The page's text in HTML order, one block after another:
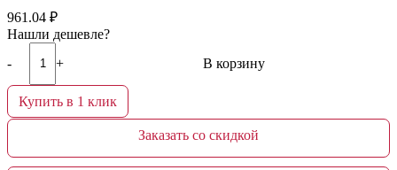
961.04 ₽
Нашли дешевле?
-
+ В корзину
Купить в 1 клик
Заказать со скидкой